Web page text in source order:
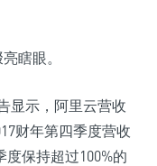
瞎眼。
显示，阿里云营收
财年第四季度营收
度保持超过100%的